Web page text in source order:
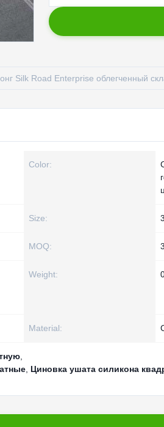
Silk Road Enterprise облегченный
Color:
Size:
MOQ:
Weight:
Material:
Циновка ушата силикона